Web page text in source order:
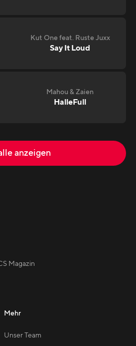
Kut One feat. Ruste Juxx
Say It Loud
Mahou & Zaien
HalleFull
anzeigen
Magazin
Mehr
Unser Team